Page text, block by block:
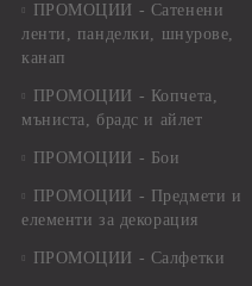
ПРОМОЦИИ - Сатенени
ленти, панделки, шнурове,
канап
ПРОМОЦИИ - Копчета,
мъниста, брадс и айлет
ПРОМОЦИИ - Бои
ПРОМОЦИИ - Предмети и
елементи за декорация
ПРОМОЦИИ - Салфетки